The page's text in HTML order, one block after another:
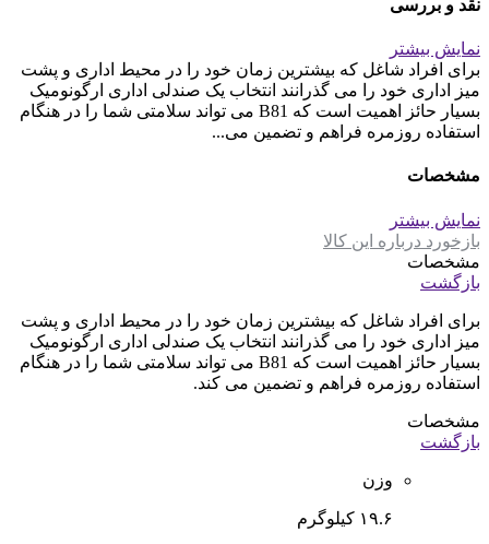
نقد و بررسی
نمایش بیشتر
برای افراد شاغل که بیشترین زمان خود را در محیط اداری و پشت
میز اداری خود را می گذرانند انتخاب یک صندلی اداری ارگونومیک
بسیار حائز اهمیت است که B81 می تواند سلامتی شما را در هنگام
استفاده روزمره فراهم و تضمین می...
مشخصات
نمایش بیشتر
بازخورد درباره این کالا
مشخصات
بازگشت
برای افراد شاغل که بیشترین زمان خود را در محیط اداری و پشت
میز اداری خود را می گذرانند انتخاب یک صندلی اداری ارگونومیک
بسیار حائز اهمیت است که B81 می تواند سلامتی شما را در هنگام
استفاده روزمره فراهم و تضمین می کند.
مشخصات
بازگشت
وزن
۱۹.۶ کیلوگرم